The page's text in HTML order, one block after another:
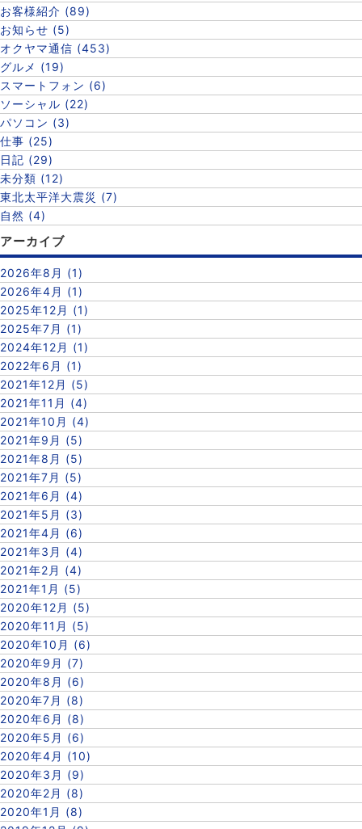
お客様紹介 (89)
お知らせ (5)
オクヤマ通信 (453)
グルメ (19)
スマートフォン (6)
ソーシャル (22)
パソコン (3)
仕事 (25)
日記 (29)
未分類 (12)
東北太平洋大震災 (7)
自然 (4)
アーカイブ
2026年8月 (1)
2026年4月 (1)
2025年12月 (1)
2025年7月 (1)
2024年12月 (1)
2022年6月 (1)
2021年12月 (5)
2021年11月 (4)
2021年10月 (4)
2021年9月 (5)
2021年8月 (5)
2021年7月 (5)
2021年6月 (4)
2021年5月 (3)
2021年4月 (6)
2021年3月 (4)
2021年2月 (4)
2021年1月 (5)
2020年12月 (5)
2020年11月 (5)
2020年10月 (6)
2020年9月 (7)
2020年8月 (6)
2020年7月 (8)
2020年6月 (8)
2020年5月 (6)
2020年4月 (10)
2020年3月 (9)
2020年2月 (8)
2020年1月 (8)